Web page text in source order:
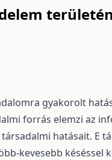
területén
gyakorolt
forrás elemzi az
hatásait. E
kevesebb késéssel